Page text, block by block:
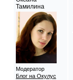
Тамилина
Модератор
Блог на Окулус